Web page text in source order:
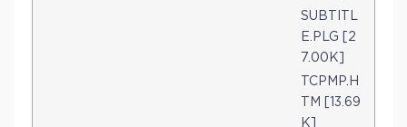
SUBTITL
E.PLG [2
7.00K]
TCPMP.H
TM [13.69
K]